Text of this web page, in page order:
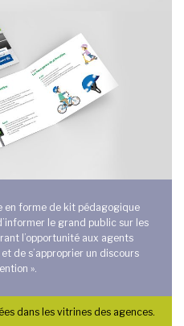
en forme de kit pédagogique
le grand public sur les
l’opportunité aux agents
de s’approprier un discours
».
dans les vitrines des agences.